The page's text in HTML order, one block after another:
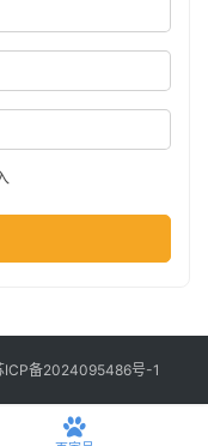
ICP备2024095486号-1